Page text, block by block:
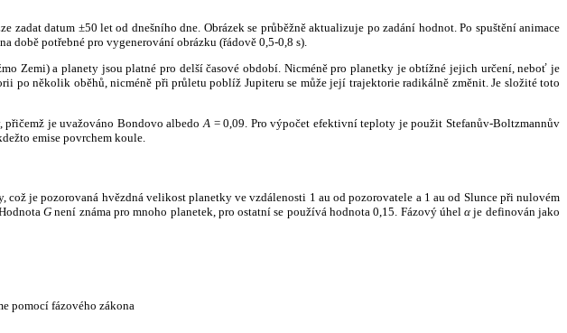
datum ±50 let od dnešního dne. Obrázek se průběžně aktualizuje po zadání hodnot. Po spuštění animace
době potřebné pro vygenerování obrázku (řádově 0,5-0,8 s).
Zemi) a planety jsou platné pro delší časové období. Nicméně pro planetky je obtížné jejich určení, neboť je
po několik oběhů, nicméně při průletu poblíž Jupiteru se může její trajektorie radikálně změnit. Je složité toto
je uvažováno Bondovo albedo A = 0,09. Pro výpočet efektivní teploty je použit Stefanův-Boltzmannův
emise povrchem koule.
je pozorovaná hvězdná velikost planetky ve vzdálenosti 1 au od pozorovatele a 1 au od Slunce při nulovém
G není známa pro mnoho planetek, pro ostatní se používá hodnota 0,15. Fázový úhelα je definován jako
pomocí fázového zákona